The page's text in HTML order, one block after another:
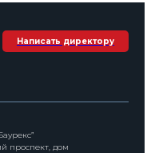
Написать директору
проспект, дом